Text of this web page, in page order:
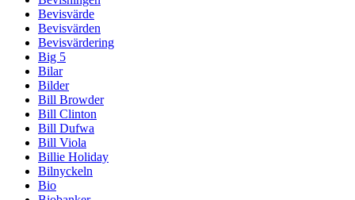
Bevisvärde
Bevisvärden
Bevisvärdering
Big 5
Bilar
Bilder
Bill Browder
Bill Clinton
Bill Dufwa
Bill Viola
Billie Holiday
Bilnyckeln
Bio